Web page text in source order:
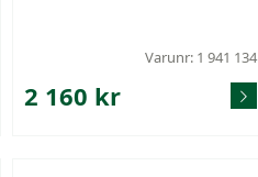
Varunr: 1 941 134
2 160 kr